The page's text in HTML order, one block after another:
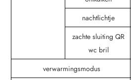
nachtlichtje
zachte sluiting QR
wc bril
verwarmingsmodus